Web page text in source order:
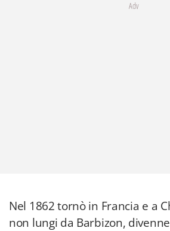
Adv
Nel 1862 tornò in Francia e a
non lungi da Barbizon,